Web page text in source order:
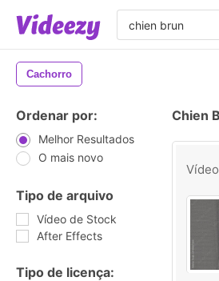
Cachorro
Ordenar por:
Melhor Resultados
O mais novo
Tipo de arquivo
Vídeo de Stock
After Effects
Tipo de licença:
Chien